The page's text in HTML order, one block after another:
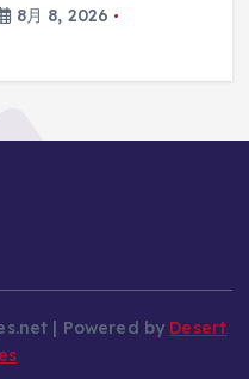
8月 8, 2026
| Powered by Desert